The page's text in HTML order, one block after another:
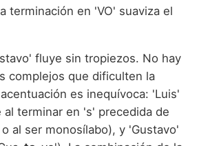
terminación en 'VO' suaviza el
fluye sin tropiezos. No hay
complejos que dificulten la
es inequívoca: 'Luis'
al terminar en 's' precedida de
al ser monosílabo), y 'Gustavo'